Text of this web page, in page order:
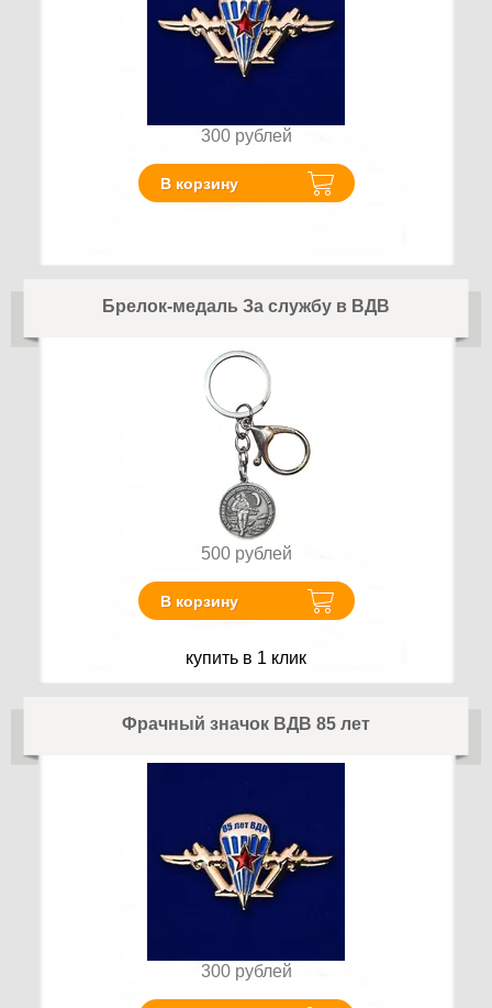
300 рублей
В корзину
Брелок-медаль За службу в ВДВ
500 рублей
В корзину
купить в 1 клик
Фрачный значок ВДВ 85 лет
300 рублей